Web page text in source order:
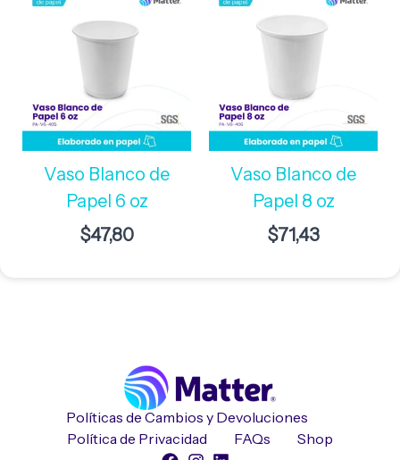
Vaso Blanco de
Papel 6 oz
$47,80
Vaso Blanco de
Papel 8 oz
$71,43
Políticas de Cambios y Devoluciones
Política de Privacidad
FAQs Shop